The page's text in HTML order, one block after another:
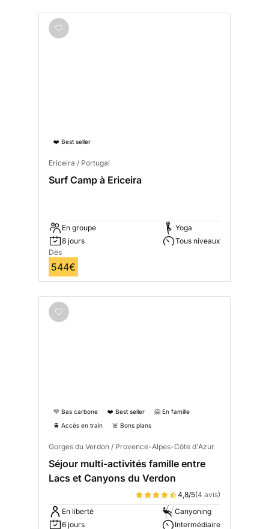
❤️ Best seller
Ericeira / Portugal
Surf Camp à Ericeira
En groupe
8 jours
Yoga
Tous niveaux
Dès
544€
💚 Bas carbone ❤️ Best seller
🤗 En famille
🚆 Accès en train
🚨 Bons plans
Gorges du Verdon / Provence-Alpes-Côte d'Azur
Séjour multi-activités famille entre
Lacs et Canyons du Verdon
4,8/5(4 avis)
En liberté
6 jours
Canyoning
Intermédiaire